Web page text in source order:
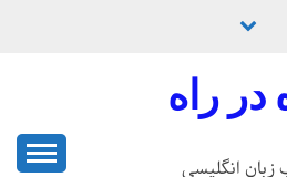
راه
زبان انگلیسی